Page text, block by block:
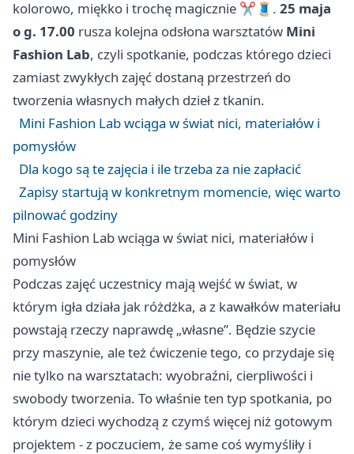
kolorowo, miękko i trochę magicznie ✂️🧵. 25 maja
o g. 17.00 rusza kolejna odsłona warsztatów Mini
Fashion Lab, czyli spotkanie, podczas którego dzieci
zamiast zwykłych zajęć dostaną przestrzeń do
tworzenia własnych małych dzieł z tkanin.
Mini Fashion Lab wciąga w świat nici, materiałów i
pomysłów
Dla kogo są te zajęcia i ile trzeba za nie zapłacić
Zapisy startują w konkretnym momencie, więc warto
pilnować godziny
Mini Fashion Lab wciąga w świat nici, materiałów i
pomysłów
Podczas zajęć uczestnicy mają wejść w świat, w
którym igła działa jak różdżka, a z kawałków materiału
powstają rzeczy naprawdę „własne”. Będzie szycie
przy maszynie, ale też ćwiczenie tego, co przydaje się
nie tylko na warsztatach: wyobraźni, cierpliwości i
swobody tworzenia. To właśnie ten typ spotkania, po
którym dzieci wychodzą z czymś więcej niż gotowym
projektem - z poczuciem, że same coś wymyśliły i